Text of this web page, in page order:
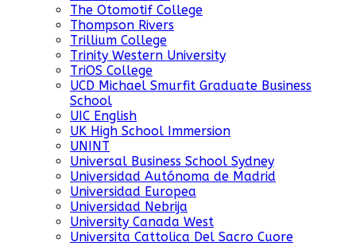
The Otomotif College
Thompson Rivers
Trillium College
Trinity Western University
TriOS College
UCD Michael Smurfit Graduate Business
School
UIC English
UK High School Immersion
UNINT
Universal Business School Sydney
Universidad Autónoma de Madrid
Universidad Europea
Universidad Nebrija
University Canada West
Universita Cattolica Del Sacro Cuore